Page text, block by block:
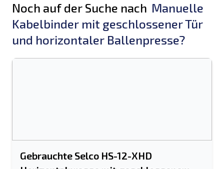
Noch auf der Suche nach Manuelle
Kabelbinder mit geschlossener Tür
und horizontaler Ballenpresse?
Gebrauchte Selco HS-12-XHD